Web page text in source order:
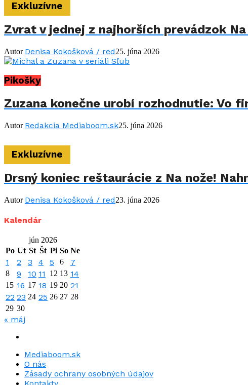
Exkluzívne
Zvrat v jednej z najhorších prevádzok
Autor Denisa Kokošková / red25. júna 2026
Pikošky
Zuzana konečne urobí rozhodnutie: Vo
Autor Redakcia Mediaboom.sk25. júna 2026
Exkluzívne
Drsný koniec reštaurácie z Na nože!
Autor Denisa Kokošková / red23. júna 2026
Kalendár
jún 2026
Po Ut St Št Pi So Ne
1 2 3 4 5 6 7
8 9 10 11 12 13 14
15 16 17 18 19 20 21
22 23 24 25 26 27 28
29 30
« máj
Mediaboom.sk
O nás
Zásady ochrany osobných údajov